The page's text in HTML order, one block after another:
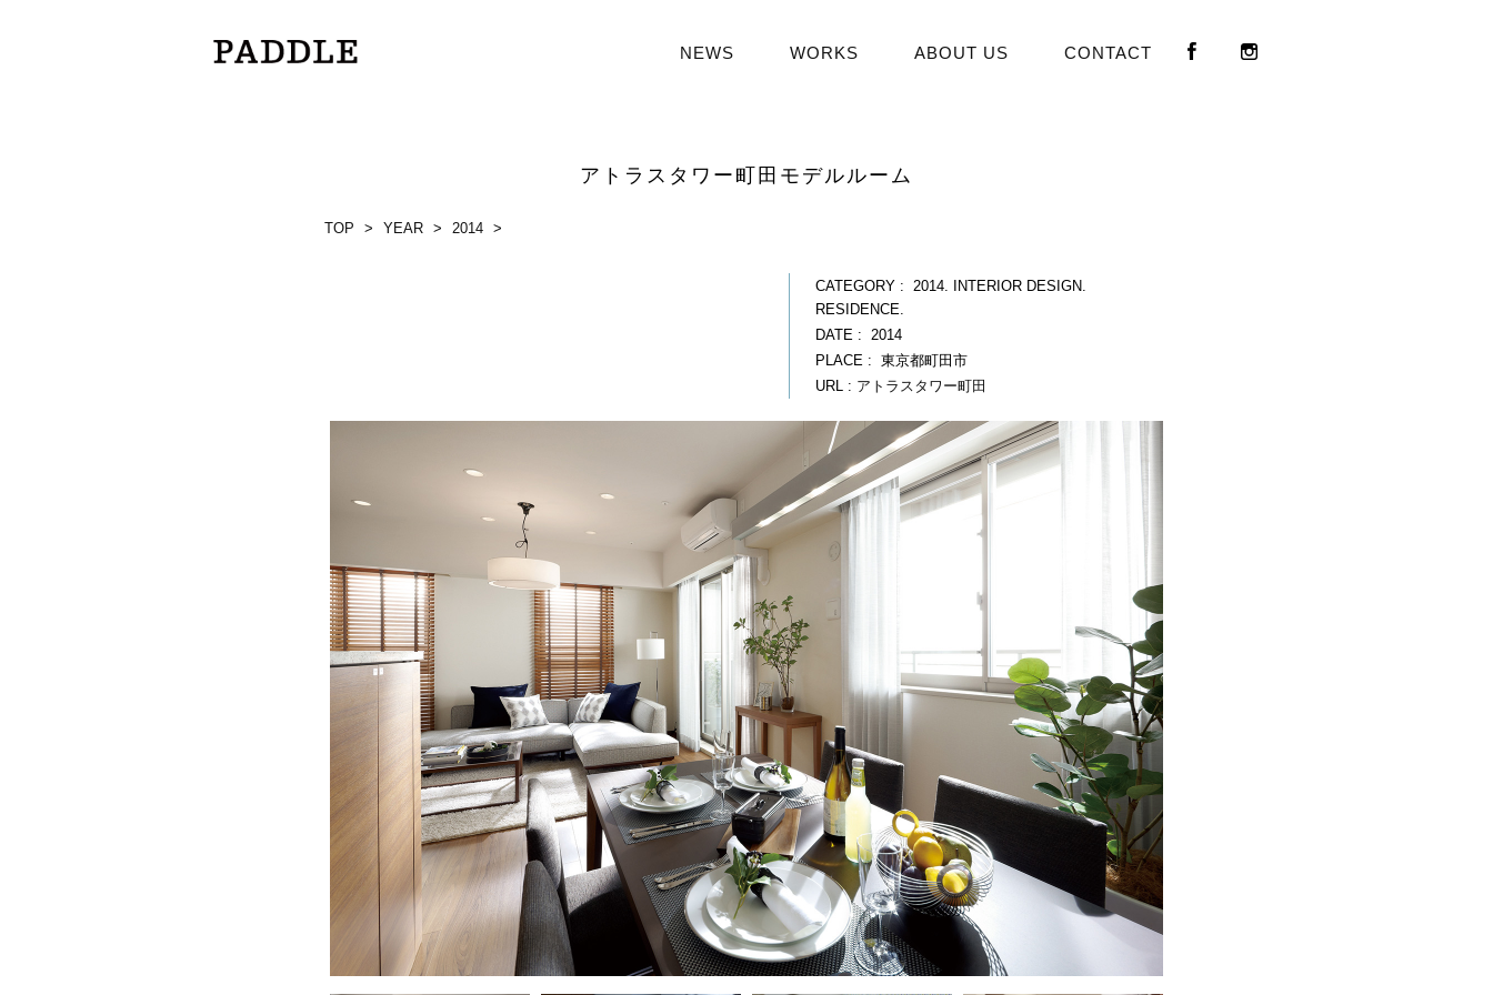
NEWS WORKS ABOUT US CONTACT
アトラスタワー町田モデルルーム
TOP > YEAR > 2014 >
CATEGORY : 2014. INTERIOR DESIGN.
RESIDENCE.
DATE : 2014
PLACE : 東京都町田市
URL : アトラスタワー町田